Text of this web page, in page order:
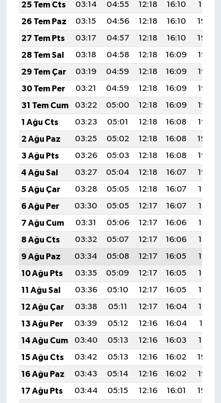
25 Tem Cts
03:14 04:55 12:18 16:10
19:31
26 Tem Paz
03:15 04:56 12:18 16:10
19:30
27 Tem Pts
03:17 04:57 12:18 16:10
19:29
28 Tem Sal
03:18 04:58 12:18 16:09
19:28
29 Tem Çar
03:19 04:59 12:18 16:09
19:27
30 Tem Per
03:21 04:59 12:18 16:09
19:27
31 Tem Cum
03:22 05:00 12:18 16:09
19:26
1 Ağu Cts
03:23 05:01 12:18 16:08
19:25
2 Ağu Paz
03:25 05:02 12:18 16:08
19:24
3 Ağu Pts
03:26 05:03 12:18 16:08
19:23
4 Ağu Sal
03:27 05:04 12:18 16:07
19:22
5 Ağu Çar
03:28 05:05 12:18 16:07
19:21
6 Ağu Per
03:30 05:05 12:17 16:07
19:19
7 Ağu Cum
03:31 05:06 12:17 16:06
19:18
8 Ağu Cts
03:32 05:07 12:17 16:06
19:17
9 Ağu Paz
03:34 05:08 12:17 16:05
19:16
10 Ağu Pts
03:35 05:09 12:17 16:05
19:15
11 Ağu Sal
03:36 05:10 12:17 16:05
19:14
12 Ağu Çar
03:38 05:11 12:17 16:04
19:12
13 Ağu Per
03:39 05:12 12:16 16:04
19:11
14 Ağu Cum
03:40 05:13 12:16 16:03
19:10
15 Ağu Cts
03:42 05:13 12:16 16:02
19:09
16 Ağu Paz
03:43 05:14 12:16 16:02
19:07
17 Ağu Pts
03:44 05:15 12:16 16:01
19:06